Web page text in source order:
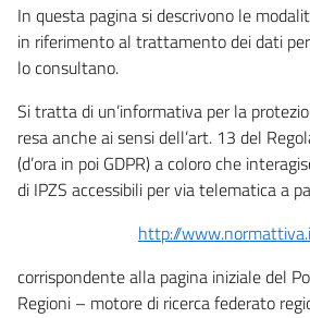
In questa pagina si descrivono le
in riferimento al trattamento dei dati
lo consultano.
Si tratta di un’informativa per la
resa anche ai sensi dell’art. 13 del
(d’ora in poi GDPR) a coloro che
di IPZS accessibili per via telematica a
http://
corrispondente alla pagina iniziale del
Regioni – motore di ricerca federato